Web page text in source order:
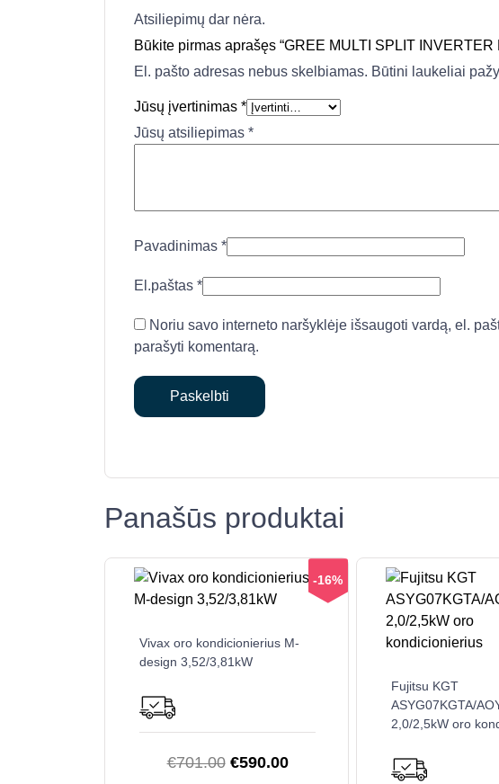
Atsiliepimų dar nėra.
Būkite pirmas aprašęs “GREE MULTI SPLIT
El. pašto adresas nebus skelbiamas. Būtini laukeliai
Jūsų įvertinimas *
Jūsų atsiliepimas *
Pavadinimas *
El.paštas *
Noriu savo interneto naršyklėje išsaugoti vardą, el.
parašyti komentarą.
Panašūs produktai
-16%
Vivax oro kondicionierius M-
design 3,52/3,81kW
€701.00 Original
€590.00Current
Fujitsu KGT
ASYG07KGTA/
2,0/2,5kW oro